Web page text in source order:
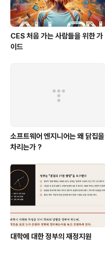
CES 처음 가는 사람들을 위한 가
이드
소프트웨어 엔지니어는 왜 닭집을
차리는가 ?
대학에 대한 정부의 재정지원